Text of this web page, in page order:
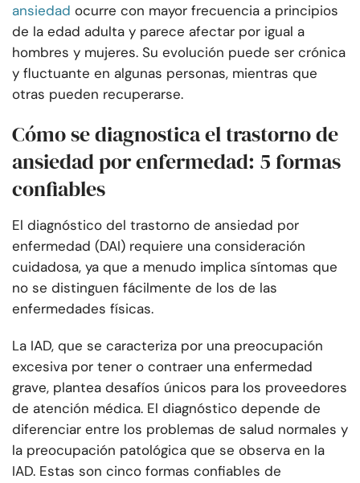
ansiedad ocurre con mayor frecuencia a principios
de la edad adulta y parece afectar por igual a
hombres y mujeres. Su evolución puede ser crónica
y fluctuante en algunas personas, mientras que
otras pueden recuperarse.
Cómo se diagnostica el trastorno de
ansiedad por enfermedad: 5 formas
confiables
El diagnóstico del trastorno de ansiedad por
enfermedad (DAI) requiere una consideración
cuidadosa, ya que a menudo implica síntomas que
no se distinguen fácilmente de los de las
enfermedades físicas.
La IAD, que se caracteriza por una preocupación
excesiva por tener o contraer una enfermedad
grave, plantea desafíos únicos para los proveedores
de atención médica. El diagnóstico depende de
diferenciar entre los problemas de salud normales y
la preocupación patológica que se observa en la
IAD. Estas son cinco formas confiables de